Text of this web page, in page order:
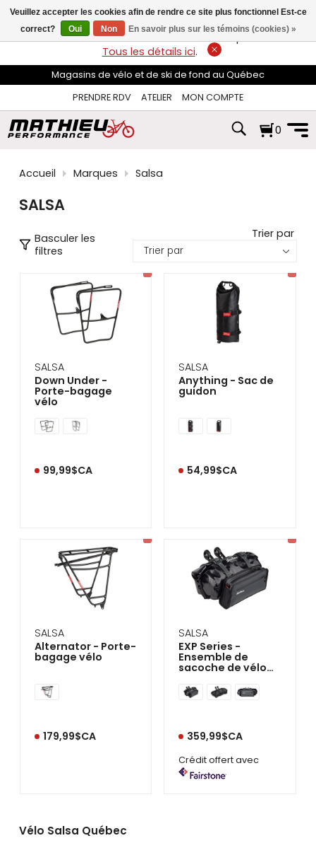
flèches
haut
et
pour
sélectionner
disponible.
Appuyez
pour
résultat
recherche
sélectionné.
Les
d'appareils
tactiles
peuvent
se
servir
gestes
tels
que
toucher
glisser.
LIVRAISON GRATUITEsur les commandes de plus de 74$*.
Tous les détails ici.
Magasins de vélo et de ski de fond au Québec
PRENDRE RDV
ATELIER MON COMPTE
0
Accueil Marques Salsa
SALSA
Basculer les
filtres
Trier par
SALSA
Down Under -
Porte-bagage
vélo
99,99$CA
SALSA
Anything - Sac de
guidon
54,99$CA
SALSA
Alternator - Porte-
bagage vélo
179,99$CA
SALSA
EXP Series -
Ensemble de
sacoche de vélo
359,99$CA
Crédit offert avec
Vélo Salsa Québec
Veuillez accepter les cookies afin de rendre ce site plus fonctionnel Est-ce
correct?
Oui Non En savoir plus sur les témoins (cookies) »